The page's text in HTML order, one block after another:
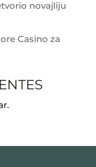
novajliju
Casino za